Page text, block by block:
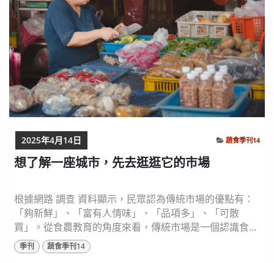
想了解一座城市，先去逛逛它的市場
根據網路 調查 資料顯示，民眾認為傳統市場的優點有：
「夠新鮮」、「富有人情味」、「品項多」、「可散
買」。從食農教育的角度來看，傳統市場是一個認識食物
來源的絕佳場域，提供豐富而實際的學習機會，讓人們更
深入了解飲食與土地的連結： ​ 認識多樣化食材 透過與攤
季刊 蔬食季刊14
2025年4月14日 蔬食季刊14